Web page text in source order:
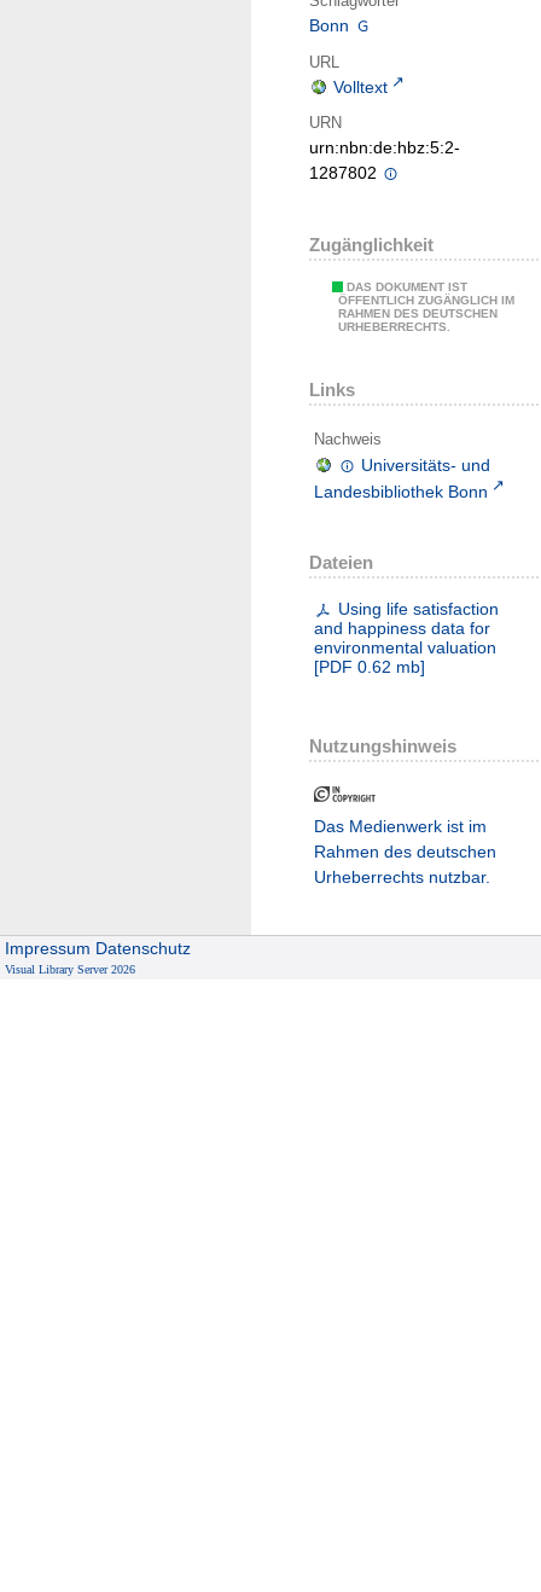
Bonn
URL
Volltext
URN
urn:nbn:de:hbz:5:2-
1287802
Zugänglichkeit
DAS DOKUMENT IST
ÖFFENTLICH ZUGÄNGLICH IM
RAHMEN DES DEUTSCHEN
URHEBERRECHTS.
Links
Nachweis
Universitäts- und
Landesbibliothek Bonn
Dateien
Using life satisfaction
and happiness data for
environmental valuation
[PDF 0.62 mb]
Nutzungshinweis
Das Medienwerk ist im
Rahmen des deutschen
Urheberrechts nutzbar.
Impressum Datenschutz
Visual Library Server 2026